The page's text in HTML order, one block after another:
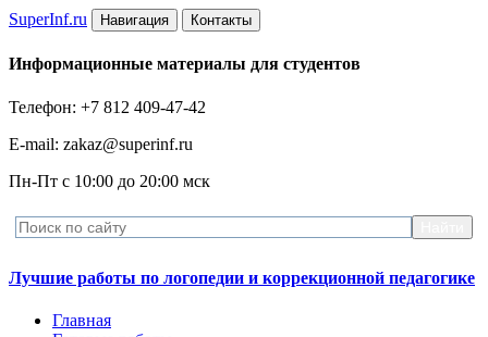
SuperInf.ru Навигация Контакты
Информационные материалы для студентов
Телефон: +7 812 409-47-42
E-mail: zakaz@superinf.ru
Пн-Пт с 10:00 до 20:00 мск
Лучшие работы по логопедии и коррекционной педагогике
Главная